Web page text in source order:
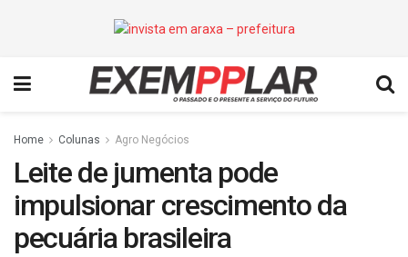
Home Colunas Agro Negócios
Leite de jumenta pode
impulsionar crescimento da
pecuária brasileira